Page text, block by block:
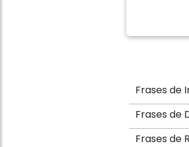
Frases de
Frases de
Frases de